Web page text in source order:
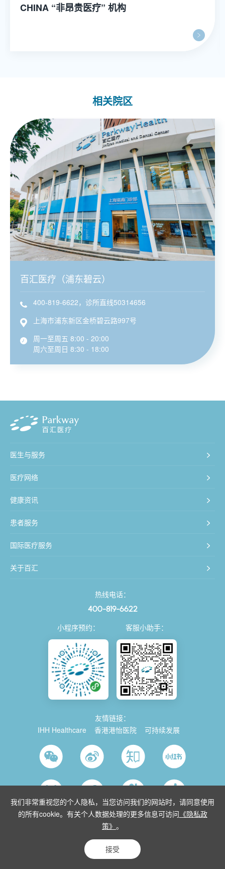
我们非常重视您的个人隐私，当您访问我们的网站时，请同意使用
的所有cookie。有关个人数据处理的更多信息可访问 《隐私政
策》 。
接受
CHINA “非昂贵医疗” 机构
相关院区
百汇医疗（浦东碧云）
400-819-6622，诊所直线50314656
上海市浦东新区金桥碧云路997号
周一至周五 8:00 - 20:00
周六至周日 8:30 - 18:00
医生与服务
医疗网络
健康资讯
患者服务
国际医疗服务
关于百汇
热线电话：
400-819-6622
小程序预约： 客服小助手：
友情链接：
IHH Healthcare
香港港怡医院 可持续发展
沪ICP备2021035743号-1
沪卫（中医）网复审[2015]第10152号
Powered by Yongsy